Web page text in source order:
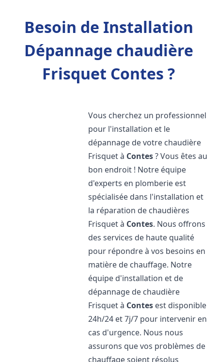
Besoin de Installation
Dépannage chaudière
Frisquet Contes ?
Vous cherchez un professionnel
pour l'installation et le
dépannage de votre chaudière
Frisquet à Contes? Vous êtes au
bon endroit ! Notre équipe
d'experts en plomberie est
spécialisée dans l'installation et
la réparation de chaudières
Frisquet à Contes. Nous offrons
des services de haute qualité
pour répondre à vos besoins en
matière de chauffage. Notre
équipe d'installation et de
dépannage de chaudière
Frisquet à Contes est disponible
24h/24 et 7j/7 pour intervenir en
cas d'urgence. Nous nous
assurons que vos problèmes de
chauffage soient résolus